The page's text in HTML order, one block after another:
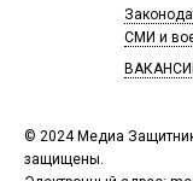
© 2024 Медиа
защищены.
СМИ и